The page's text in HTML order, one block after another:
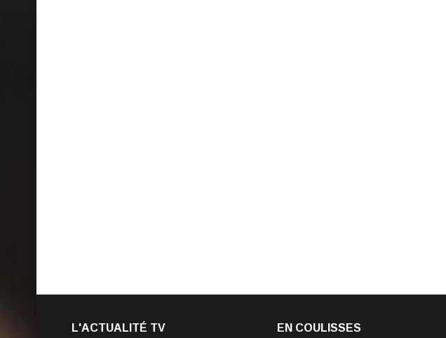
L'ACTUALITÉ TV EN COULISSES